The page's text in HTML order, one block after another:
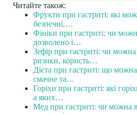
Читайте також:
Фрукти при гастриті: які
безпечні,…
Фініки при гастриті: чи
дозволено і…
Зефір при гастриті: чи
ризики, користь…
Дієта при гастриті: що
смачне та…
Горіхи при гастриті: які
а яких…
Мед при гастриті: чи